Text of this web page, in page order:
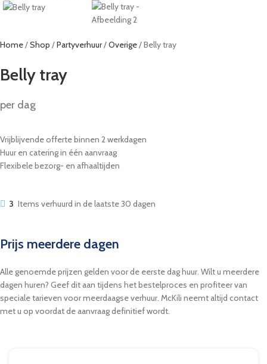
Home Shop Partyverhuur Overige Belly tray
Belly tray
per dag
Vrijblijvende offerte binnen 2 werkdagen
Huur en catering in één aanvraag
Flexibele bezorg- en afhaaltijden
3 Items verhuurd in de laatste 30 dagen
Prijs meerdere dagen
Alle genoemde prijzen gelden voor de eerste dag huur. Wilt u meerdere
dagen huren? Geef dit aan tijdens het bestelproces en profiteer van
speciale tarieven voor meerdaagse verhuur. McKili neemt altijd contact
met u op voordat de aanvraag definitief wordt.